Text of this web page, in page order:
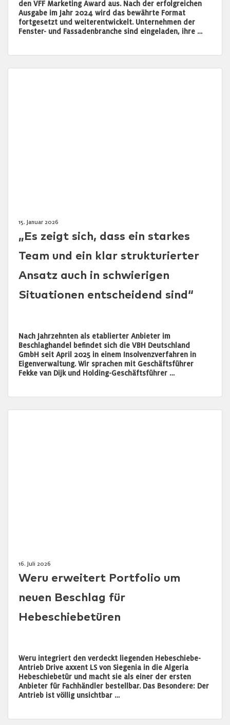
den VFF Marketing Award aus. Nach der erfolgreichen
Ausgabe im Jahr 2024 wird das bewährte Format
fortgesetzt und weiterentwickelt. Unternehmen der
Fenster- und Fassadenbranche sind eingeladen, ihre …
15. Januar 2026
„Es zeigt sich, dass ein starkes
Team und ein klar strukturierter
Ansatz auch in schwierigen
Situationen entscheidend sind“
Nach Jahrzehnten als etablierter Anbieter im
Beschlaghandel befindet sich die VBH Deutschland
GmbH seit April 2025 in einem Insolvenzverfahren in
Eigenverwaltung. Wir sprachen mit Geschäftsführer
Fekke van Dijk und Holding-Geschäftsführer …
16. Juli 2026
Weru erweitert Portfolio um
neuen Beschlag für
Hebeschiebetüren
Weru integriert den verdeckt liegenden Hebeschiebe-
Antrieb Drive axxent LS von Siegenia in die Algeria
Hebeschiebetür und macht sie als einer der ersten
Anbieter für Fachhändler bestellbar. Das Besondere: Der
Antrieb ist völlig unsichtbar …